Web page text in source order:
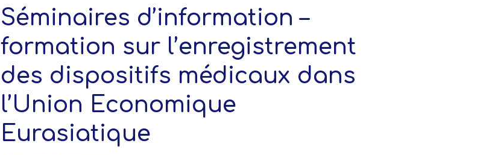
Séminaires d’information –
formation sur l’enregistrement
des dispositifs médicaux dans
l’Union Economique
Eurasiatique